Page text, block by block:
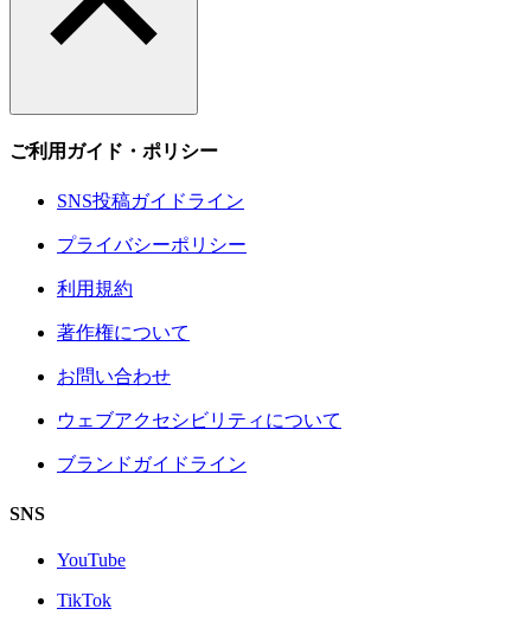
ご利用ガイド・ポリシー
SNS投稿ガイドライン
プライバシーポリシー
利用規約
著作権について
お問い合わせ
ウェブアクセシビリティについて
ブランドガイドライン
SNS
YouTube
TikTok